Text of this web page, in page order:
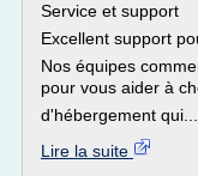
Service et support
Excellent support
Nos équipes
pour vous aider à
d'hébergement qui...
Lire la suite